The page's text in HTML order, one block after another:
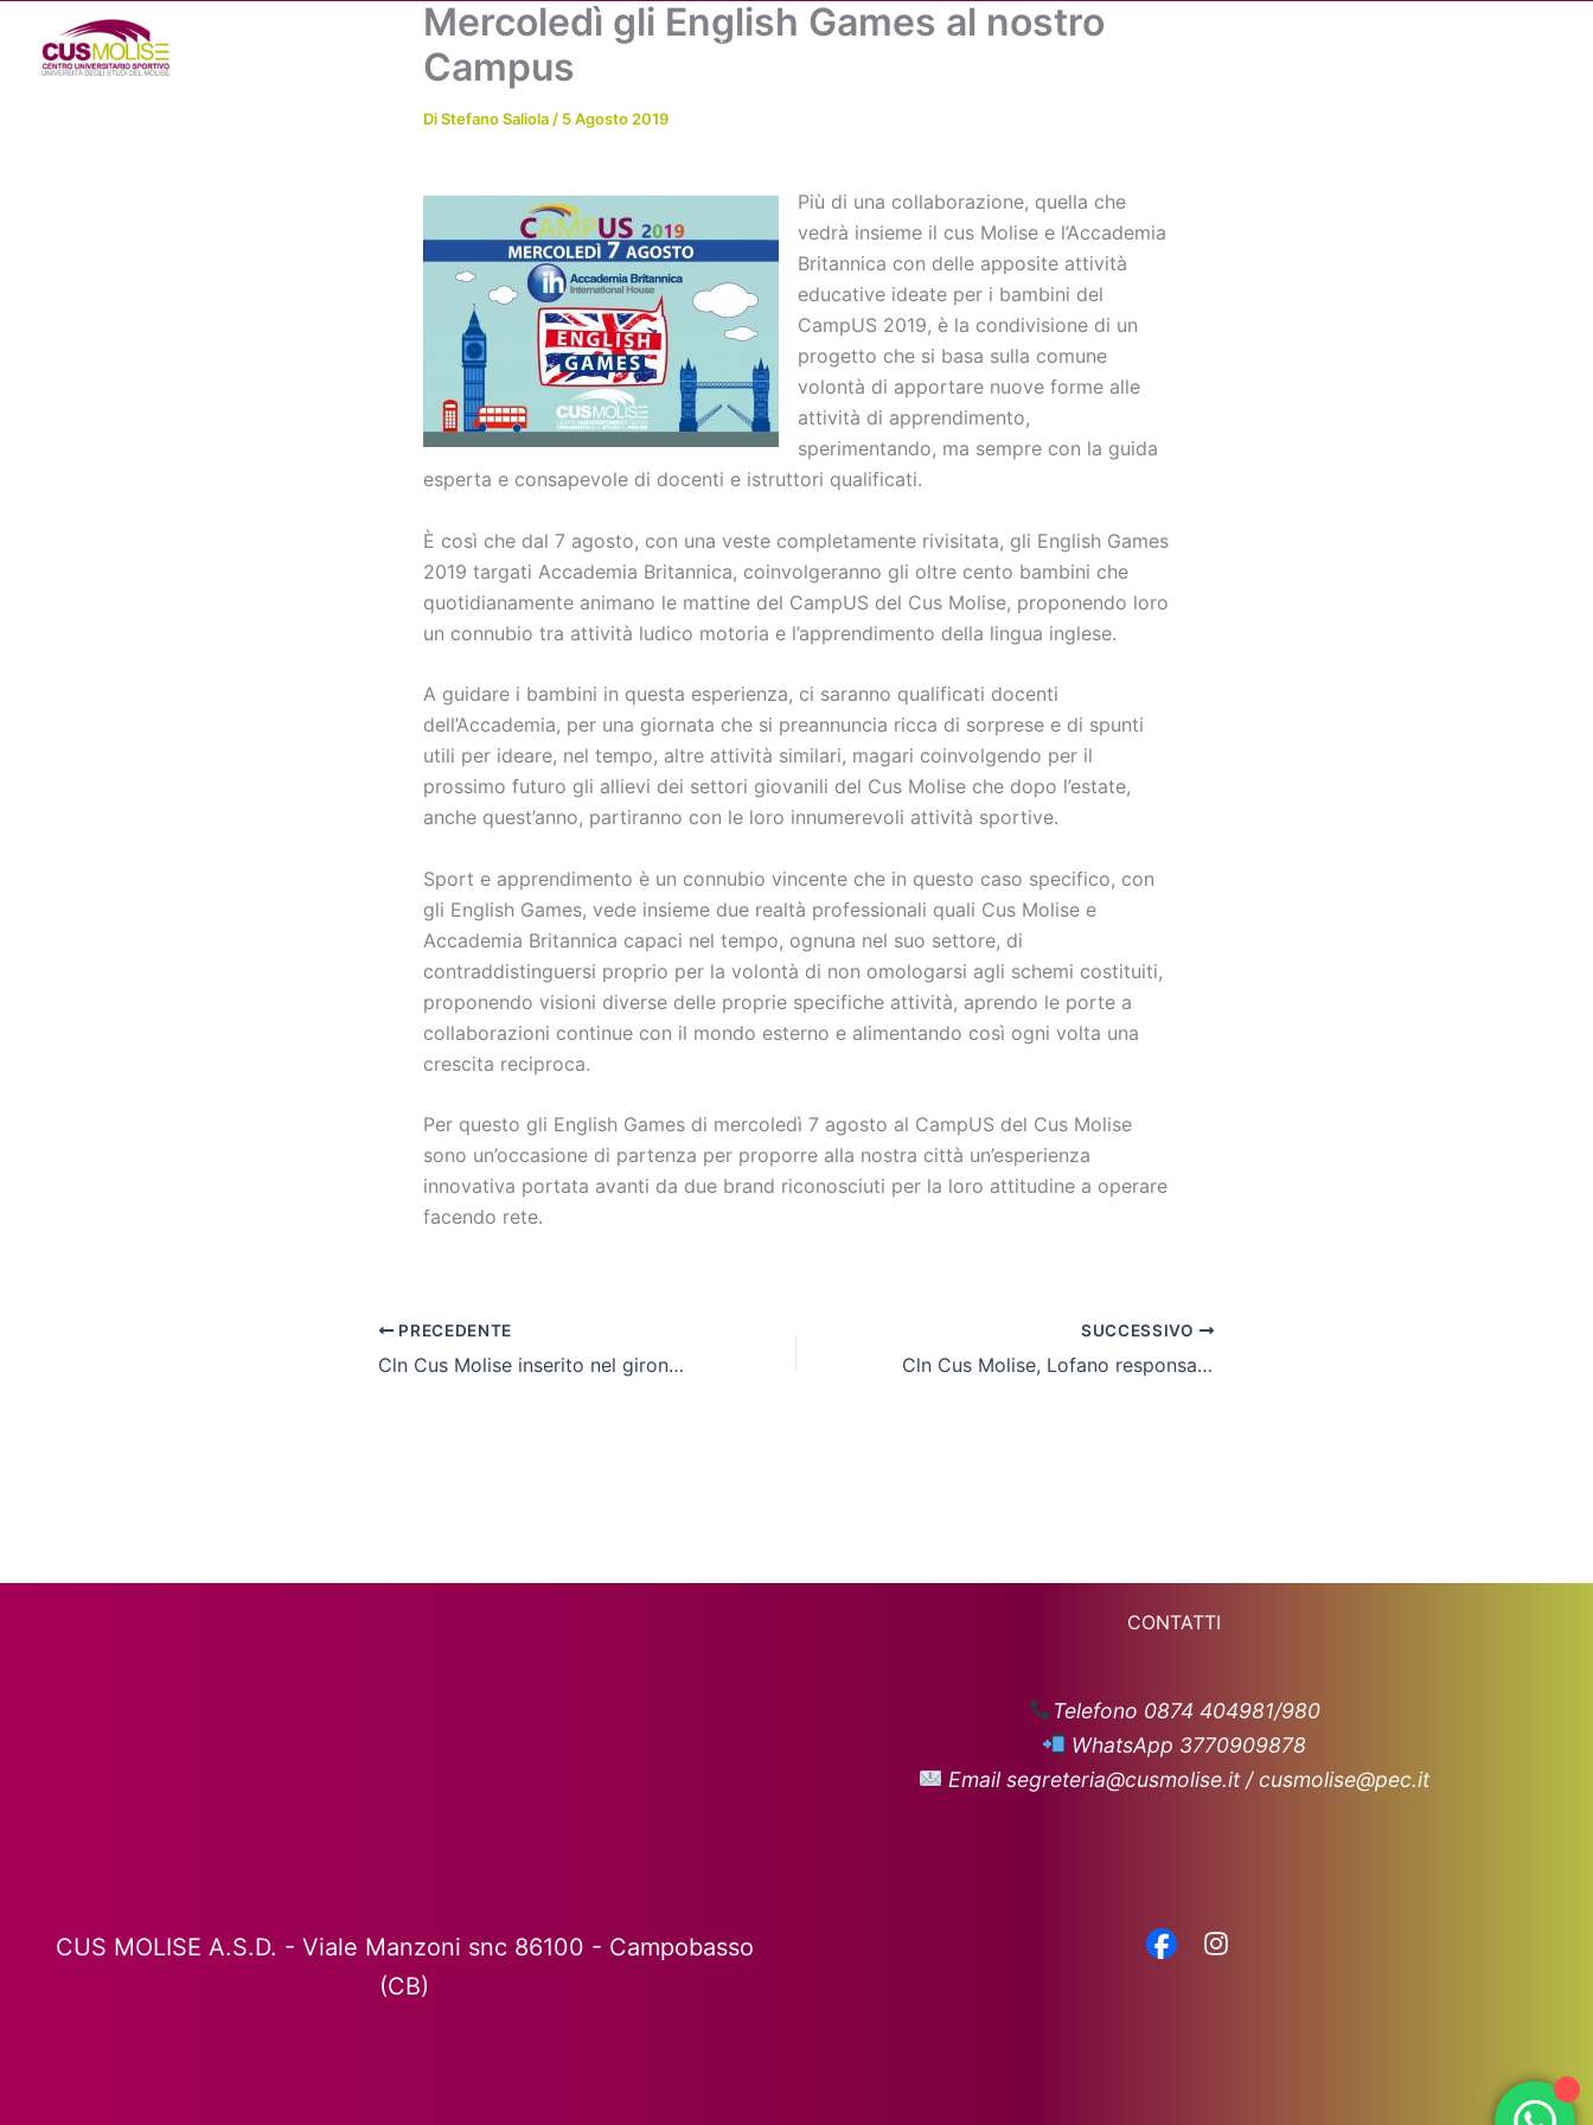
contenuto
Chi siamo
Mercoledì gli English Games al nostro
Campus
DiStefano Saliola / 5 Agosto 2019
Più di una collaborazione, quella che
vedrà insieme il cus Molise e l’Accademia
Britannica con delle apposite attività
educative ideate per i bambini del
CampUS 2019, è la condivisione di un
progetto che si basa sulla comune
volontà di apportare nuove forme alle
attività di apprendimento,
sperimentando, ma sempre con la guida
esperta e consapevole di docenti e istruttori qualificati.
È così che dal 7 agosto, con una veste completamente rivisitata, gli English Games
2019 targati Accademia Britannica, coinvolgeranno gli oltre cento bambini che
quotidianamente animano le mattine del CampUS del Cus Molise, proponendo loro
un connubio tra attività ludico motoria e l’apprendimento della lingua inglese.
A guidare i bambini in questa esperienza, ci saranno qualificati docenti
dell’Accademia, per una giornata che si preannuncia ricca di sorprese e di spunti
utili per ideare, nel tempo, altre attività similari, magari coinvolgendo per il
prossimo futuro gli allievi dei settori giovanili del Cus Molise che dopo l’estate,
anche quest’anno, partiranno con le loro innumerevoli attività sportive.
Sport e apprendimento è un connubio vincente che in questo caso specifico, con
gli English Games, vede insieme due realtà professionali quali Cus Molise e
Accademia Britannica capaci nel tempo, ognuna nel suo settore, di
contraddistinguersi proprio per la volontà di non omologarsi agli schemi costituiti,
proponendo visioni diverse delle proprie specifiche attività, aprendo le porte a
collaborazioni continue con il mondo esterno e alimentando così ogni volta una
crescita reciproca.
Per questo gli English Games di mercoledì 7 agosto al CampUS del Cus Molise
sono un’occasione di partenza per proporre alla nostra città un’esperienza
innovativa portata avanti da due brand riconosciuti per la loro attitudine a operare
facendo rete.
PRECEDENTE
Cln Cus Molise inserito nel girone C di serie A2
SUCCESSIVO
Cln Cus Molise, Lofano responsabile dello staff dei preparatori atletici
CONTATTI
Telefono 0874 404981/980
WhatsApp 3770909878
Email segreteria@cusmolise.it / cusmolise@pec.it
CUS MOLISE A.S.D. - Viale Manzoni snc 86100 - Campobasso
(CB)